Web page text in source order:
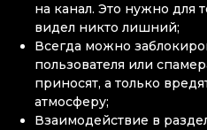
на канал. Это нужно для
видел никто лишний;
Всегда можно
пользователя или
приносят, а только
атмосферу;
Взаимодействие в